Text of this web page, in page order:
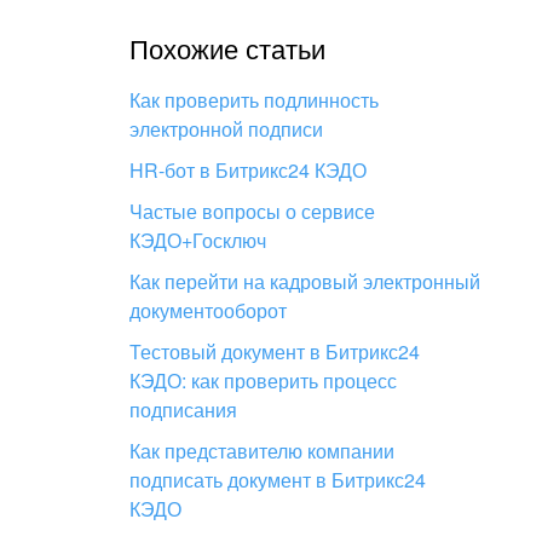
Похожие статьи
Как проверить подлинность
электронной подписи
HR-бот в Битрикс24 КЭДО
Частые вопросы о сервисе
КЭДО+Госключ
Как перейти на кадровый электронный
документооборот
Тестовый документ в Битрикс24
КЭДО: как проверить процесс
подписания
Как представителю компании
подписать документ в Битрикс24
КЭДО